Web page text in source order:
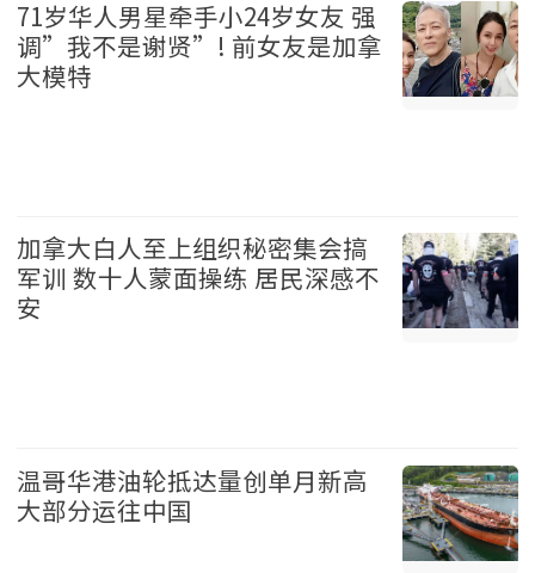
71岁华人男星牵手小24岁女友 强
调”我不是谢贤”! 前女友是加拿
大模特
加拿大白人至上组织秘密集会搞
军训 数十人蒙面操练 居民深感不
安
温哥华港油轮抵达量创单月新高
大部分运往中国